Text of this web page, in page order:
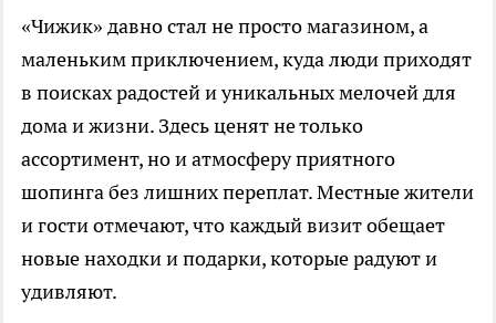
«Чижик» давно стал не просто магазином, а
маленьким приключением, куда люди приходят
в поисках радостей и уникальных мелочей для
дома и жизни. Здесь ценят не только
ассортимент, но и атмосферу приятного
шопинга без лишних переплат. Местные жители
и гости отмечают, что каждый визит обещает
новые находки и подарки, которые радуют и
удивляют.